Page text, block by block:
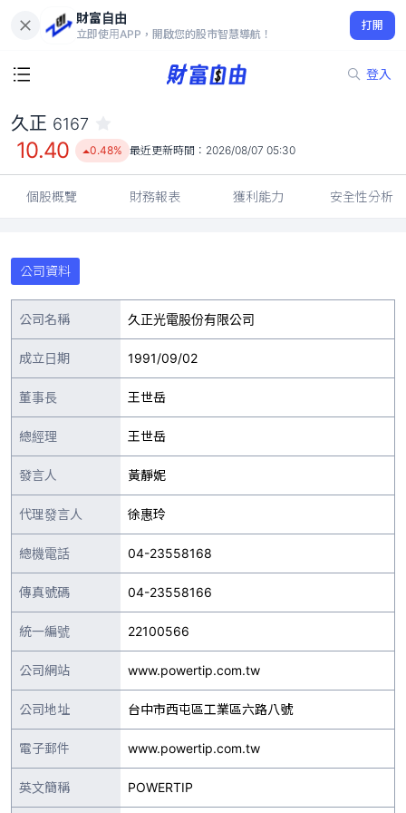
財富自由
立即使用APP，開啟您的股市智慧導航！
打開
登入
10.40
0.48%
久正 6167
10.40 0.48% 最近更新時間： 2026/08/07 05:30
個股概覽 財務報表 獲利能力 安全性分析
公司資料
公司名稱 久正光電股份有限公司
成立日期 1991/09/02
董事長 王世岳
總經理 王世岳
發言人 黃靜妮
代理發言人 徐惠玲
總機電話 04-23558168
傳真號碼 04-23558166
統一編號 22100566
公司網站 www.powertip.com.tw
公司地址 台中市西屯區工業區六路八號
電子郵件 www.powertip.com.tw
英文簡稱 POWERTIP